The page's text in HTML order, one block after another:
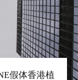
假体香港植